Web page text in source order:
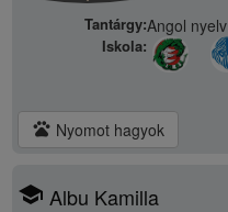
Tantárgy:Angol nyelv
Iskola:
pets Nyomot hagyok
school Albu Kamilla